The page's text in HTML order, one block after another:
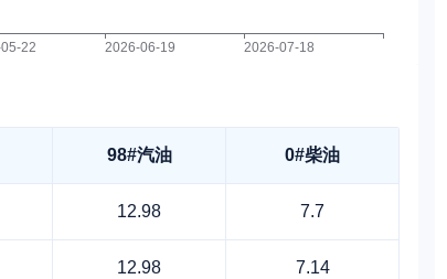
98#汽油 0#柴油
12.98 7.7
12.98 7.14